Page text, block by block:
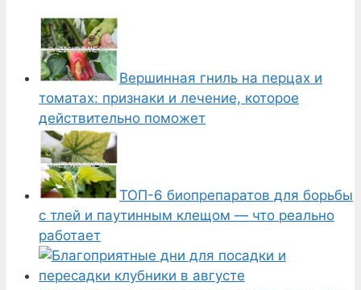
Вершинная гниль на перцах и
томатах: признаки и лечение, которое
действительно поможет
ТОП-6 биопрепаратов для борьбы
с тлей и паутинным клещом — что реально
работает